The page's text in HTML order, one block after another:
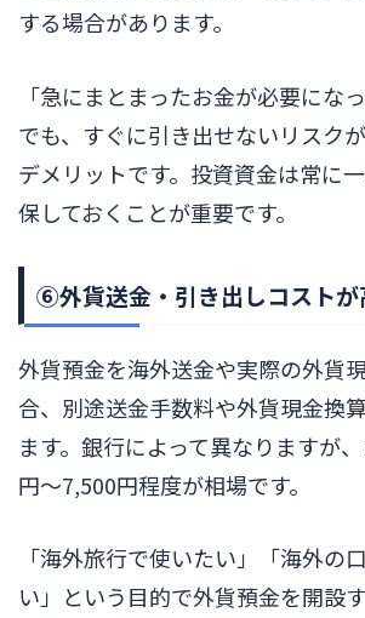
する場合があります。
「急にまとまったお金が必要にな
でも、すぐに引き出せないリスク
デメリットです。投資資金は常に
保しておくことが重要です。
⑥外貨送金・引き出しコストが
外貨預金を海外送金や実際の外貨
合、別途送金手数料や外貨現金換
ます。銀行によって異なりますが
円〜7,500円程度が相場です。
「海外旅行で使いたい」「海外の
い」という目的で外貨預金を開設